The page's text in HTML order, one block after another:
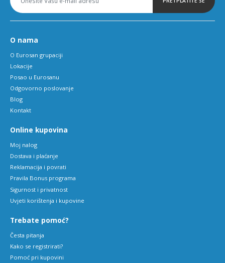
O nama
O Eurosan grupaciji
Lokacije
Posao u Eurosanu
Odgovorno poslovanje
Blog
Kontakt
Online kupovina
Moj nalog
Dostava i plaćanje
Reklamacija i povrati
Pravila Bonus programa
Sigurnost i privatnost
Uvjeti korištenja i kupovine
Trebate pomoć?
Česta pitanja
Kako se registrirati?
Pomoć pri kupovini